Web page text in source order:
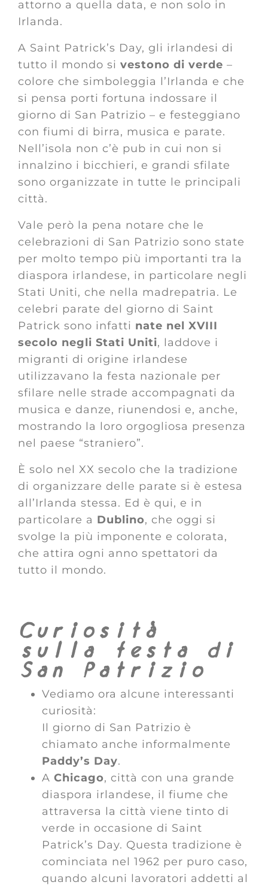
attorno a quella data, e non solo in
Irlanda.
A Saint Patrick’s Day, gli irlandesi di
tutto il mondo si vestono di verde –
colore che simboleggia l’Irlanda e che
si pensa porti fortuna indossare il
giorno di San Patrizio – e festeggiano
con fiumi di birra, musica e parate.
Nell’isola non c’è pub in cui non si
innalzino i bicchieri, e grandi sfilate
sono organizzate in tutte le principali
città.
Vale però la pena notare che le
celebrazioni di San Patrizio sono state
per molto tempo più importanti tra la
diaspora irlandese, in particolare negli
Stati Uniti, che nella madrepatria. Le
celebri parate del giorno di Saint
Patrick sono infatti nate nel XVIII
secolo negli Stati Uniti, laddove i
migranti di origine irlandese
utilizzavano la festa nazionale per
sfilare nelle strade accompagnati da
musica e danze, riunendosi e, anche,
mostrando la loro orgogliosa presenza
nel paese “straniero”.
È solo nel XX secolo che la tradizione
di organizzare delle parate si è estesa
all’Irlanda stessa. Ed è qui, e in
particolare a Dublino, che oggi si
svolge la più imponente e colorata,
che attira ogni anno spettatori da
tutto il mondo.
Curiosità
sulla festa di
San Patrizio
Vediamo ora alcune interessanti
curiosità:
Il giorno di San Patrizio è
chiamato anche informalmente
Paddy’s Day.
A Chicago, città con una grande
diaspora irlandese, il fiume che
attraversa la città viene tinto di
verde in occasione di Saint
Patrick’s Day. Questa tradizione è
cominciata nel 1962 per puro caso,
quando alcuni lavoratori addetti al